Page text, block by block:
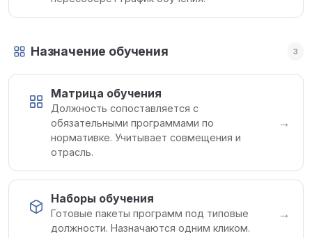
Назначение обучения 3
Матрица обучения
Должность сопоставляется с
обязательными программами по
нормативке. Учитывает совмещения и
отрасль.
→
Наборы обучения
Готовые пакеты программ под типовые
должности. Назначаются одним кликом.
→